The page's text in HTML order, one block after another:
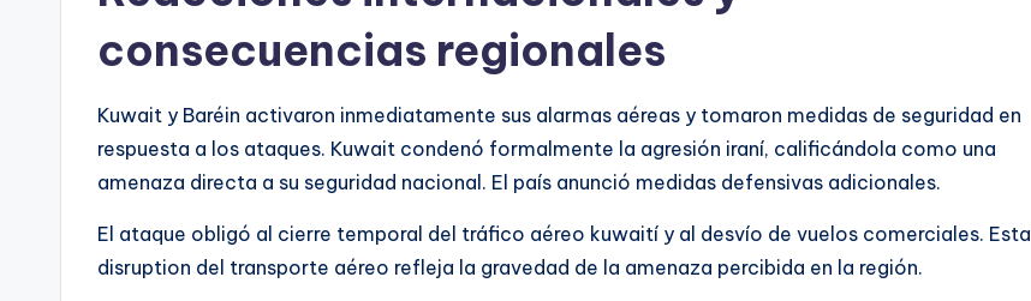
consecuencias regionales
Kuwait y Baréin activaron inmediatamente sus alarmas aéreas y tomaron medidas de seguridad en
respuesta a los ataques. Kuwait condenó formalmente la agresión iraní, calificándola como una
amenaza directa a su seguridad nacional. El país anunció medidas defensivas adicionales.
El ataque obligó al cierre temporal del tráfico aéreo kuwaití y al desvío de vuelos comerciales. Esta
disruption del transporte aéreo refleja la gravedad de la amenaza percibida en la región.